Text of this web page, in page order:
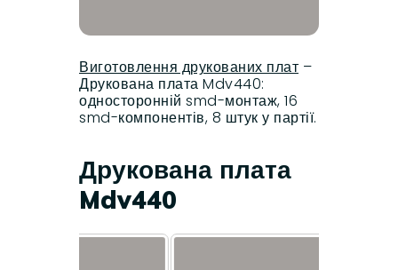
Виготовлення друкованих плат –
Друкована плата Mdv440:
односторонній smd-монтаж, 16
smd-компонентів, 8 штук у партії.
Друкована плата
Mdv440